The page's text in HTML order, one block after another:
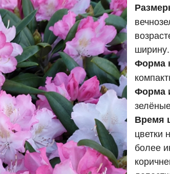
ширину.
Форма
Форма
Время
цветки
более